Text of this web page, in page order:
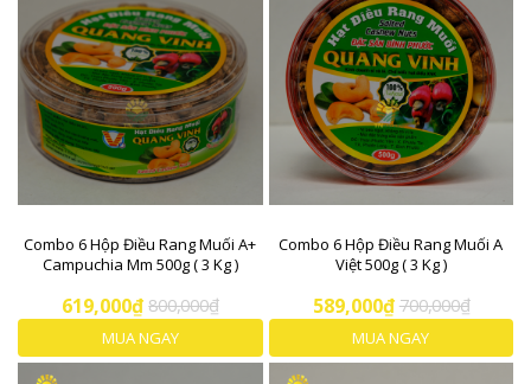
Combo 6 Hộp Điều Rang Muối A+
Campuchia Mm 500g ( 3 Kg )
619,000₫ 800,000₫
MUA NGAY
Combo 6 Hộp Điều Rang Muối A
Việt 500g ( 3 Kg )
589,000₫ 700,000₫
MUA NGAY